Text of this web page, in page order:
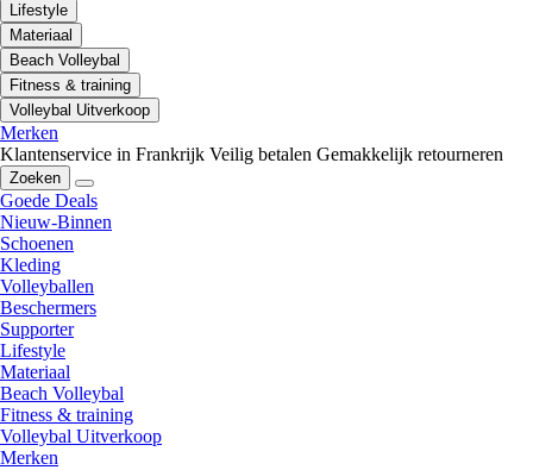
Lifestyle
Materiaal
Beach Volleybal
Fitness & training
Volleybal Uitverkoop
Merken
Klantenservice in Frankrijk Veilig betalen Gemakkelijk retourneren
Zoeken
Goede Deals
Nieuw-Binnen
Schoenen
Kleding
Volleyballen
Beschermers
Supporter
Lifestyle
Materiaal
Beach Volleybal
Fitness & training
Volleybal Uitverkoop
Merken